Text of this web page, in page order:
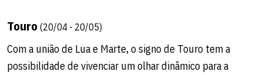
Touro (20/04 - 20/05)
Com a união de Lua e Marte, o signo de Touro tem a
possibilidade de vivenciar um olhar dinâmico para a